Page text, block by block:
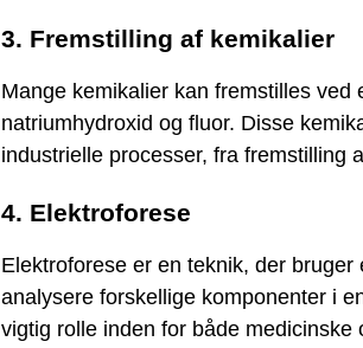
3. Fremstilling af kemikalier
Mange kemikalier kan fremstilles ved
natriumhydroxid og fluor. Disse
industrielle processer, fra fremstilling
4. Elektroforese
Elektroforese er en teknik, der
analysere forskellige komponenter i
vigtig rolle inden for både medicinske